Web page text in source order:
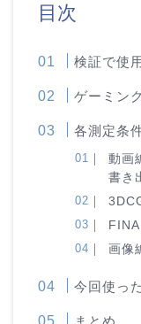
目次
検証で使
ゲーミン
各測定条
動画
書き
画像
今回使っ
まとめ